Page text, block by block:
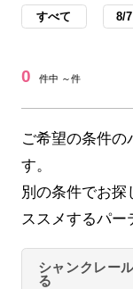
すべて 8/
0 件中 ～件
ご希望の条件
す。
別の条件でお探
ススメするパー
シャンクレー
る